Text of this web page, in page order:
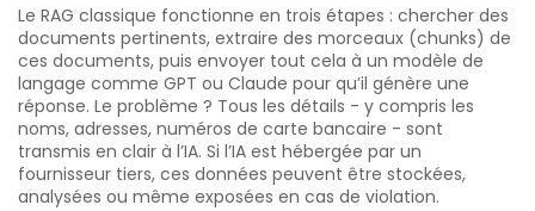
Le RAG classique fonctionne en trois étapes : chercher des
documents pertinents, extraire des morceaux (chunks) de
ces documents, puis envoyer tout cela à un modèle de
langage comme GPT ou Claude pour qu’il génère une
réponse. Le problème ? Tous les détails - y compris les
noms, adresses, numéros de carte bancaire - sont
transmis en clair à l’IA. Si l’IA est hébergée par un
fournisseur tiers, ces données peuvent être stockées,
analysées ou même exposées en cas de violation.